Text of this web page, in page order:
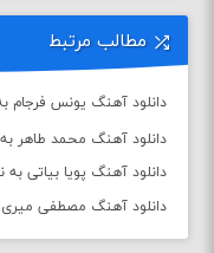
مطالب مرتبط
دانلود آهنگ یونس فرجام
دانلود آهنگ محمد طاهر
دانلود آهنگ پویا بیاتی
دانلود آهنگ مصطفی میری